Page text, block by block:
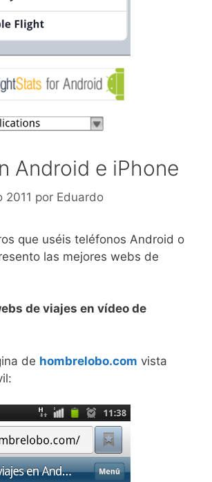
Android e iPhone
2011 por Eduardo
que uséis teléfonos Android o
las mejores webs de
de viajes en vídeo de
de hombrelobo.com vista